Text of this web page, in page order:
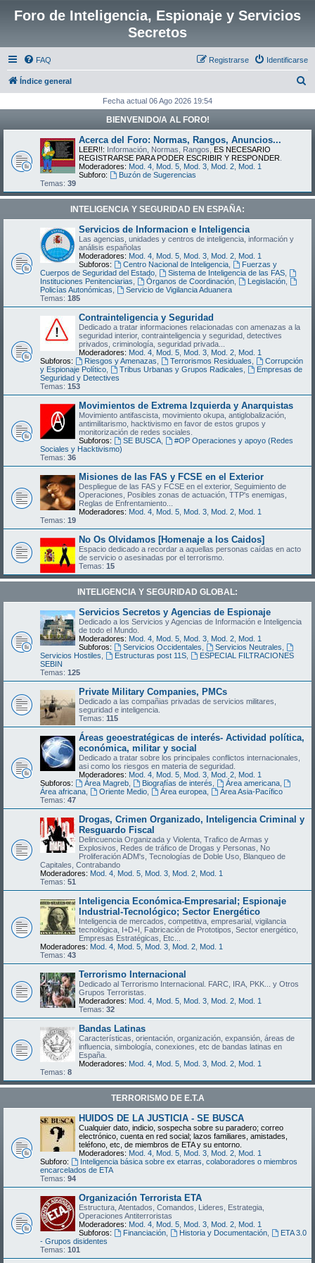
Foro de Inteligencia, Espionaje y Servicios
Secretos
FAQ Identificarse
Registrarse
Índice general
c
Fecha actual 06 Ago 2026 19:54
BIENVENIDO/A AL FORO!
Acerca del Foro: Normas, Rangos, Anuncios...
LEER!!: Información, Normas, Rangos, ES NECESARIO
REGISTRARSE PARA PODER ESCRIBIR Y RESPONDER
Moderadores: Mod. 4 Mod. 5 Mod. 3 Mod. 2 Mod. 1
Subforo:
Buzón de Sugerencias
Temas: 39
INTELIGENCIA Y SEGURIDAD EN ESPAÑA:
Servicios de Informacion e Inteligencia
Las agencias, unidades y centros de inteligencia, información y
análisis españolas
Moderadores: Mod. 4 Mod. 5 Mod. 3 Mod. 2 Mod. 1
Subforos:
Centro Nacional de Inteligencia,
Fuerzas y
Cuerpos de Seguridad del Estado
Sistema de Inteligencia de las FAS,
Instituciones Penitenciarias
Órganos de Coordinación, Legislación,
Policías Autonómicas
Servicio de Vigilancia Aduanera
Temas: 185
Contrainteligencia y Seguridad
Dedicado a tratar informaciones relacionadas con amenazas a la
seguridad interior, contrainteligencia y seguridad, detectives
privados, criminología, seguridad privada...
Moderadores: Mod. 4 Mod. 5 Mod. 3 Mod. 2 Mod. 1
Subforos:
Riesgos y Amenazas Terrorismos Residuales
Corrupción
y Espionaje Político
Tribus Urbanas y Grupos Radicales
Empresas de
Seguridad y Detectives
Temas: 153
Movimientos de Extrema Izquierda y Anarquistas
Movimiento antifascista, movimiento okupa, antiglobalización,
antimilitarismo, hacktivismo en favor de estos grupos y
monitorización de redes sociales.
Subforos:
SE BUSCA,
#OP Operaciones y apoyo (Redes
Sociales y Hacktivismo)
Temas: 36
Misiones de las FAS y FCSE en el Exterior
Despliegue de las FAS y FCSE en el exterior, Seguimiento de
Operaciones, Posibles zonas de actuación, TTP's enemigas,
Reglas de Enfrentamiento...
Moderadores: Mod. 4 Mod. 5 Mod. 3 Mod. 2 Mod. 1
Temas: 19
No Os Olvidamos [Homenaje a los Caidos]
Espacio dedicado a recordar a aquellas personas caídas en acto
de servicio o asesinadas por el terrorismo.
Temas: 15
INTELIGENCIA Y SEGURIDAD GLOBAL:
Servicios Secretos y Agencias de Espionaje
Dedicado a los Servicios y Agencias de Información e Inteligencia
de todo el Mundo.
Moderadores: Mod. 4 Mod. 5 Mod. 3 Mod. 2 Mod. 1
Subforos:
Servicios Occidentales Servicios Neutrales
Servicios Hostiles
Estructuras post 11S,
ESPECIAL FILTRACIONES
SEBIN
Temas: 125
Private Military Companies, PMCs
Dedicado a las compañias privadas de servicios militares,
seguridad e inteligencia.
Temas: 115
Áreas geoestratégicas de interés- Actividad política,
económica, militar y social
Dedicado a tratar sobre los principales conflictos internacionales,
asi como los riesgos en materia de seguridad.
Moderadores: Mod. 4 Mod. 5 Mod. 3 Mod. 2 Mod. 1
Subforos:
Área Magreb, Biografías de interés Área americana,
Área africana
Oriente Medio, Área europea,
Área Asia-Pacífico
Temas: 47
Drogas, Crimen Organizado, Inteligencia Criminal y
Resguardo Fiscal
Delincuencia Organizada y Violenta, Trafico de Armas y
Explosivos, Redes de tráfico de Drogas y Personas, No
Proliferación ADM's, Tecnologías de Doble Uso, Blanqueo de
Capitales, Contrabando
Moderadores: Mod. 4 Mod. 5 Mod. 3 Mod. 2 Mod. 1
Temas: 51
Inteligencia Económica-Empresarial; Espionaje
Industrial-Tecnológico; Sector Energético
Inteligencia de mercados, competitiva, empresarial, vigilancia
tecnológica, I+D+I, Fabricación de Prototipos, Sector energético,
Empresas Estratégicas, Etc...
Moderadores: Mod. 4 Mod. 5 Mod. 3 Mod. 2 Mod. 1
Temas: 43
Terrorismo Internacional
Dedicado al Terrorismo Internacional. FARC, IRA, PKK... y Otros
Grupos Terroristas.
Moderadores: Mod. 4 Mod. 5 Mod. 3 Mod. 2 Mod. 1
Temas: 32
Bandas Latinas
Características, orientación, organización, expansión, áreas de
influencia, simbología, conexiones, etc de bandas latinas en
España.
Moderadores: Mod. 4 Mod. 5 Mod. 3 Mod. 2 Mod. 1
Temas: 8
TERRORISMO DE E.T.A
HUIDOS DE LA JUSTICIA - SE BUSCA
Cualquier dato, indicio, sospecha sobre su paradero; correo
electrónico, cuenta en red social; lazos familiares, amistades,
teléfono, etc, de miembros de ETA y su entorno.
Moderadores: Mod. 4 Mod. 5 Mod. 3 Mod. 2 Mod. 1
Subforo:
Inteligencia básica sobre ex etarras, colaboradores o miembros
encarcelados de ETA
Temas: 94
Organización Terrorista ETA
Estructura, Atentados, Comandos, Lideres, Estrategia,
Operaciones Antiterroristas
Moderadores: Mod. 4 Mod. 5 Mod. 3 Mod. 2 Mod. 1
Subforos:
Financiación, Historia y Documentación,
ETA 3.0
- Grupos disidentes
Temas: 101